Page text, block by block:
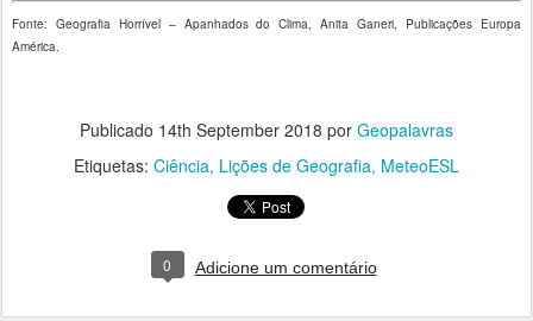
Fonte: Geografia Horrível – Apanhados do Clima, Anita Ganeri, Publicações Europa
América.
Publicado 14th September 2018 por Geopalavras
Etiquetas: Ciência Lições de Geografia MeteoESL
0 Adicione um comentário